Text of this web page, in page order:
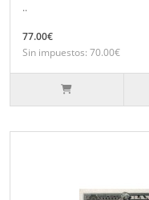
..
77.00€
Sin impuestos: 70.00€